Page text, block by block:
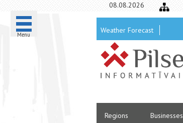
Menu
08.08.2026
Weather Forecast
Regions Businesses